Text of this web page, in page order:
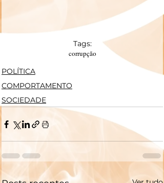
Tags:
corrupção
POLÍTICA
COMPORTAMENTO
SOCIEDADE